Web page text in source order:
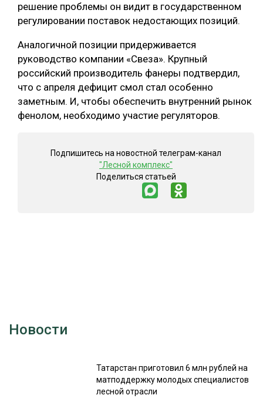
решение проблемы он видит в государственном
регулировании поставок недостающих позиций.
Аналогичной позиции придерживается
руководство компании «Свеза». Крупный
российский производитель фанеры подтвердил,
что с апреля дефицит смол стал особенно
заметным. И, чтобы обеспечить внутренний рынок
фенолом, необходимо участие регуляторов.
Подпишитесь на новостной телеграм-канал
"Лесной комплекс"
Поделиться статьей
Новости
Татарстан приготовил 6 млн рублей на
матподдержку молодых специалистов
лесной отрасли